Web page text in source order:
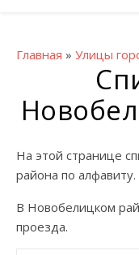
Главная » Улицы
На этой странице
района по алфавиту.
В Новобелицком
проезда.